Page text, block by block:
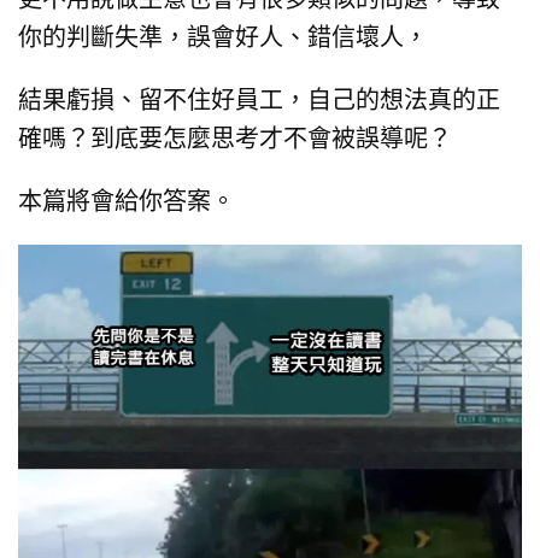
你的判斷失準，誤會好人、錯信壞人，
結果虧損、留不住好員工， 自己的想法真的正
確嗎？ 到底要怎麼思考才不會被誤導呢？
本篇將會給你答案。